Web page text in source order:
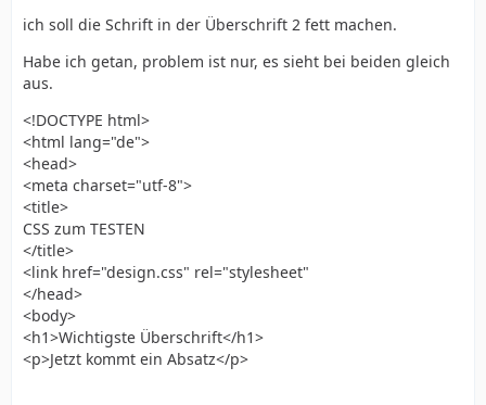
ich soll die Schrift in der Überschrift 2 fett machen.
Habe ich getan, problem ist nur, es sieht bei beiden gleich
aus.
<!DOCTYPE html>
<html lang="de">
<head>
<meta charset="utf-8">
<title>
CSS zum TESTEN
</title>
<link href="design.css" rel="stylesheet"
</head>
<body>
<h1>Wichtigste Überschrift</h1>
<p>Jetzt kommt ein Absatz</p>